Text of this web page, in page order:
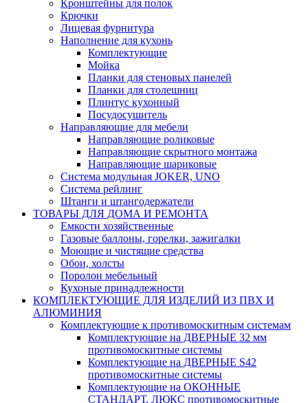
Кронштейны для полок
Крючки
Лицевая фурнитура
Наполнение для кухонь
Комплектующие
Мойка
Планки для стеновых панелей
Планки для столешниц
Плинтус кухонный
Посудосушитель
Направляющие для мебели
Направляющие роликовые
Направляющие скрытного монтажа
Направляющие шариковые
Система модульная JOKER, UNO
Система рейлинг
Штанги и штангодержатели
ТОВАРЫ ДЛЯ ДОМА И РЕМОНТА
Емкости хозяйственные
Газовые баллоны, горелки, зажигалки
Моющие и чистящие средства
Обои, холсты
Поролон мебельный
Кухоные принадлежности
КОМПЛЕКТУЮЩИЕ ДЛЯ ИЗДЕЛИЙ ИЗ ПВХ И
АЛЮМИНИЯ
Комплектующие к противомоскитным системам
Комплектующие на ДВЕРНЫЕ 32 мм
противомоскитные системы
Комплектующие на ДВЕРНЫЕ S42
противомоскитные системы
Комплектующие на ОКОННЫЕ
СТАНДАРТ, ЛЮКС противомоскитные